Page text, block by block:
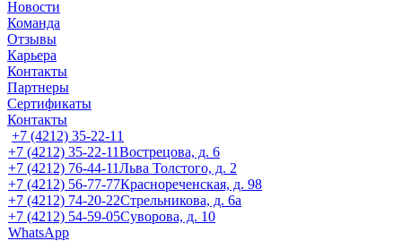
Новости
Команда
Отзывы
Карьера
Контакты
Партнеры
Сертификаты
Контакты
+7 (4212) 35-22-11
+7 (4212) 35-22-11Вострецова, д. 6
+7 (4212) 76-44-11Льва Толстого, д. 2
+7 (4212) 56-77-77Краснореченская, д. 98
+7 (4212) 74-20-22Стрельникова, д. 6а
+7 (4212) 54-59-05Суворова, д. 10
WhatsApp